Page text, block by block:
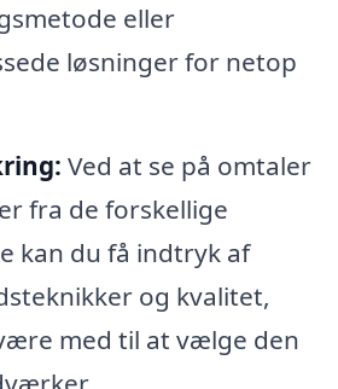
eller
løsninger for netop
Ved at se på omtaler
fra de forskellige
kan du få indtryk af
og kvalitet,
med til at vælge den